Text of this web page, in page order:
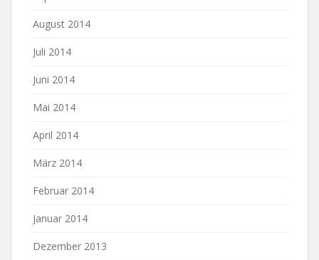
August 2014
Juli 2014
Juni 2014
Mai 2014
April 2014
März 2014
Februar 2014
Januar 2014
Dezember 2013